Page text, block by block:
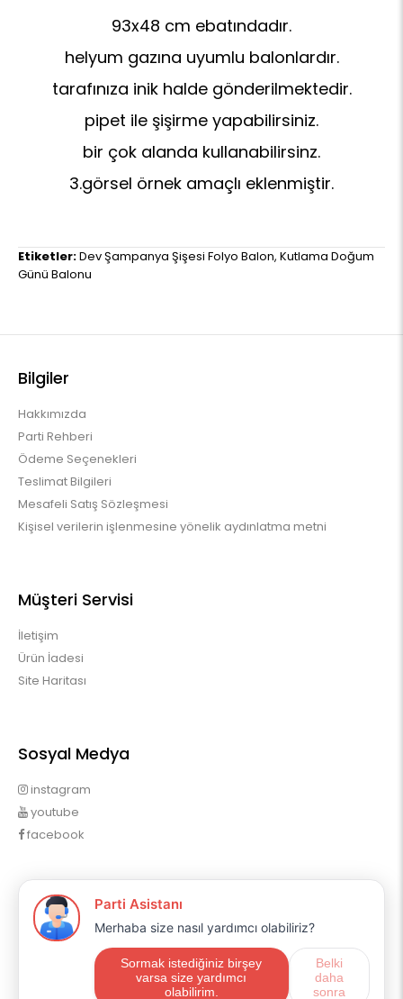
93x48 cm ebatındadır.
helyum gazına uyumlu balonlardır.
tarafınıza inik halde gönderilmektedir.
pipet ile şişirme yapabilirsiniz.
bir çok alanda kullanabilirsinz.
3.görsel örnek amaçlı eklenmiştir.
Etiketler:Dev Şampanya Şişesi Folyo Balon, Kutlama Doğum
Günü Balonu
Bilgiler
Hakkımızda
Parti Rehberi
Ödeme Seçenekleri
Teslimat Bilgileri
Mesafeli Satış Sözleşmesi
Kişisel verilerin işlenmesine yönelik aydınlatma metni
Müşteri Servisi
İletişim
Ürün İadesi
Site Haritası
Sosyal Medya
instagram
youtube
facebook
Profilim
Profilim
Sipariş Geçmişim
Alışveriş Listem